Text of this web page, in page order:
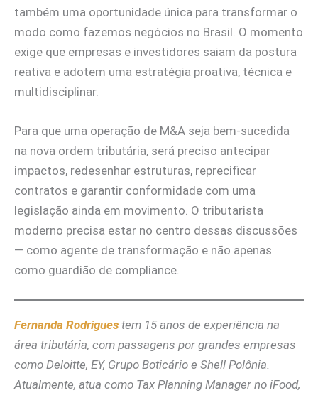
também uma oportunidade única para transformar o
modo como fazemos negócios no Brasil. O momento
exige que empresas e investidores saiam da postura
reativa e adotem uma estratégia proativa, técnica e
multidisciplinar.
Para que uma operação de M&A seja bem-sucedida
na nova ordem tributária, será preciso antecipar
impactos, redesenhar estruturas, reprecificar
contratos e garantir conformidade com uma
legislação ainda em movimento. O tributarista
moderno precisa estar no centro dessas discussões
— como agente de transformação e não apenas
como guardião de compliance.
Fernanda Rodrigues tem 15 anos de experiência na
área tributária, com passagens por grandes empresas
como Deloitte, EY, Grupo Boticário e Shell Polônia.
Atualmente, atua como Tax Planning Manager no iFood,